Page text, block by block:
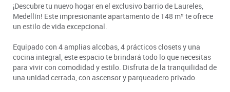
¡Descubre tu nuevo hogar en el exclusivo barrio de Laureles,
Medellín! Este impresionante apartamento de 148 m² te ofrece
un estilo de vida excepcional.
Equipado con 4 amplias alcobas, 4 prácticos closets y una
cocina integral, este espacio te brindará todo lo que necesitas
para vivir con comodidad y estilo. Disfruta de la tranquilidad de
una unidad cerrada, con ascensor y parqueadero privado.